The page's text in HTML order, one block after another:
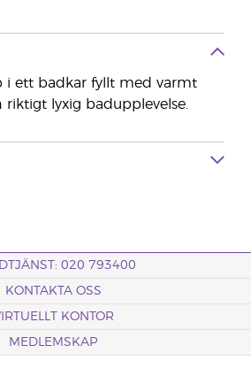
i ett badkar fyllt med varmt
riktigt lyxig badupplevelse.
020 793400
KONTAKTA OSS
KONTOR
MEDLEMSKAP